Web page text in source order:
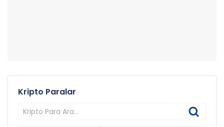
Kripto Paralar